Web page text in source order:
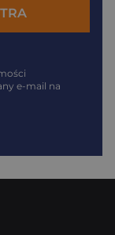
e-mail na